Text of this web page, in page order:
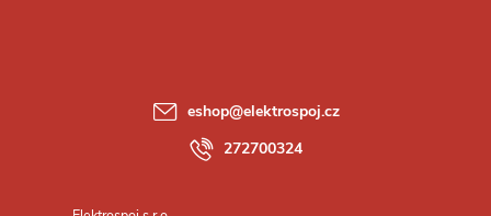
eshop@elektrospoj.cz
272700324